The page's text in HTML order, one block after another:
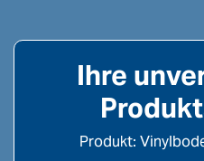
Ihre
Produkt: